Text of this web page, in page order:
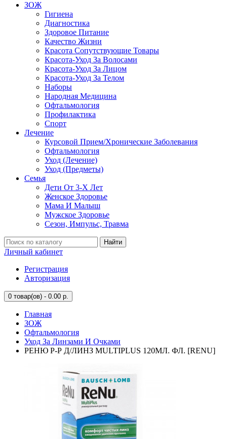
ЗОЖ
Гигиена
Диагностика
Здоровое Питание
Качество Жизни
Красота Сопутствующие Товары
Красота-Уход За Волосами
Красота-Уход За Лицом
Красота-Уход За Телом
Наборы
Народная Медицина
Офтальмология
Профилактика
Спорт
Лечение
Курсовой Прием/Хронические Заболевания
Офтальмология
Уход (Лечение)
Уход (Предметы)
Семья
Дети От 3-Х Лет
Женское Здоровье
Мама И Малыш
Мужское Здоровье
Сезон, Импульс, Травма
Найти
Личный кабинет
Регистрация
Авторизация
0 товар(ов) - 0.00 р.
Главная
ЗОЖ
Офтальмология
Уход За Линзами И Очками
РЕНЮ Р-Р Д/ЛИНЗ MULTIPLUS 120МЛ. ФЛ. [RENU]